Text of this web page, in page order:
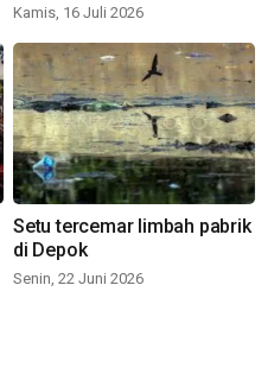
Kamis, 16 Juli 2026
Setu tercemar limbah pabrik
di Depok
Senin, 22 Juni 2026